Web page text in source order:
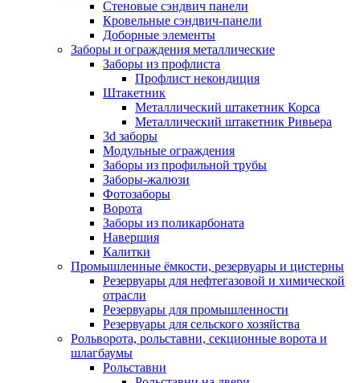
Стеновые сэндвич панели
Кровельные сэндвич-панели
Доборные элементы
Заборы и ограждения металлические
Заборы из профлиста
Профлист некондиция
Штакетник
Металлический штакетник Корса
Металлический штакетник Ривьера
3d заборы
Модульные ограждения
Заборы из профильной трубы
Заборы-жалюзи
Фотозаборы
Ворота
Заборы из поликарбоната
Навершия
Калитки
Промышленные ёмкости, резервуары и цистерны
Резервуары для нефтегазовой и химической
отрасли
Резервуары для промышленности
Резервуары для сельского хозяйства
Рольворота, рольставни, секционные ворота и
шлагбаумы
Рольставни